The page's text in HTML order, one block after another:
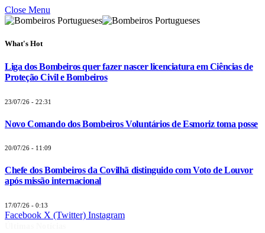
Close Menu
What's Hot
Liga dos Bombeiros quer fazer nascer licenciatura em Ciências de
Proteção Civil e Bombeiros
23/07/26 - 22:31
Novo Comando dos Bombeiros Voluntários de Esmoriz toma posse
20/07/26 - 11:09
Chefe dos Bombeiros da Covilhã distinguido com Voto de Louvor
após missão internacional
17/07/26 - 0:13
Facebook X (Twitter) Instagram